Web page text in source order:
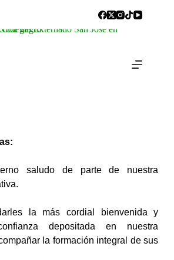
saludo de parte de nuestra
la más cordial bienvenida y
depositada en nuestra
la formación integral de sus